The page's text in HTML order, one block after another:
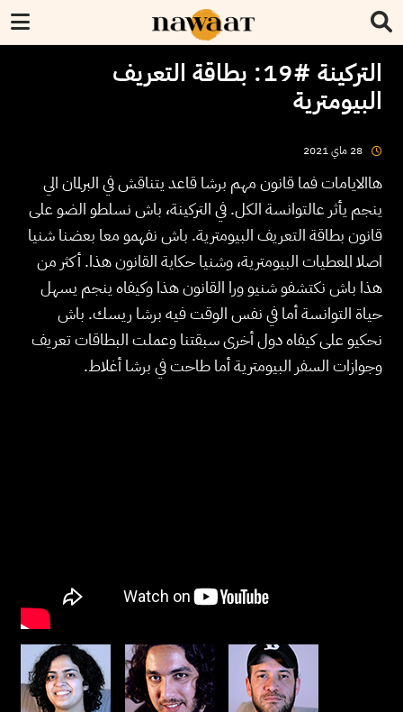
التركينة #19: بطاقة التعريف
البيومترية
28 ماي2021
هاالايامات فما قانون مهم برشا قاعد يتناقش في البرلمان الي
ينجم يأثر عالتوانسة الكل. في التركينة، باش نسلطو الضو على
قانون بطاقة التعريف البيومترية. باش نفهمو معا بعضنا شنيا
اصلا المعطيات البيومترية، وشنيا حكاية القانون هذا. أكثر من
هذا باش نكتشفو شنيو ورا القانون هذا وكيفاه ينجم يسهل
حياة التوانسة أما في نفس الوقت فيه برشا ريسك. باش
نحكيو على كيفاه دول أخرى سبقتنا وعملت البطاقات تعريف
وجوازات السفر البيومترية أما طاحت في برشا أغلاط.